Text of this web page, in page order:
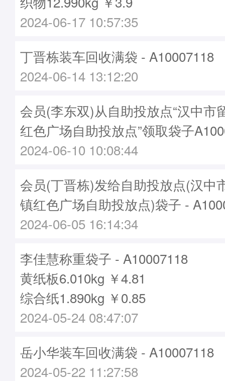
2024-06-17 10:57:35
丁晋栋装车回收满袋 - A10007118
2024-06-14 13:12:20
会员(李东双)从自助投放点“汉中市
红色广场自助投放点”领取袋子
2024-06-10 10:08:44
会员(丁晋栋)发给自助投放点(汉中
镇红色广场自助投放点)袋子 -
2024-06-05 16:14:34
李佳慧称重袋子 - A10007118
黄纸板6.010kg ￥4.81
综合纸1.890kg ￥0.85
2024-05-24 08:47:07
岳小华装车回收满袋 - A10007118
2024-05-22 11:27:58